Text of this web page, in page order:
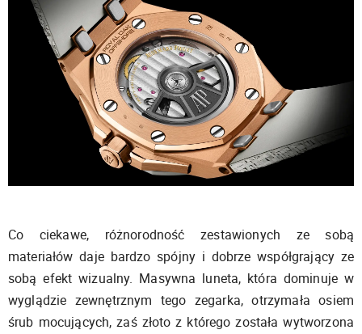
Co ciekawe, różnorodność zestawionych ze sobą
materiałów daje bardzo spójny i dobrze współgrający ze
sobą efekt wizualny. Masywna luneta, która dominuje w
wyglądzie zewnętrznym tego zegarka, otrzymała osiem
śrub mocujących, zaś złoto z którego została wytworzona